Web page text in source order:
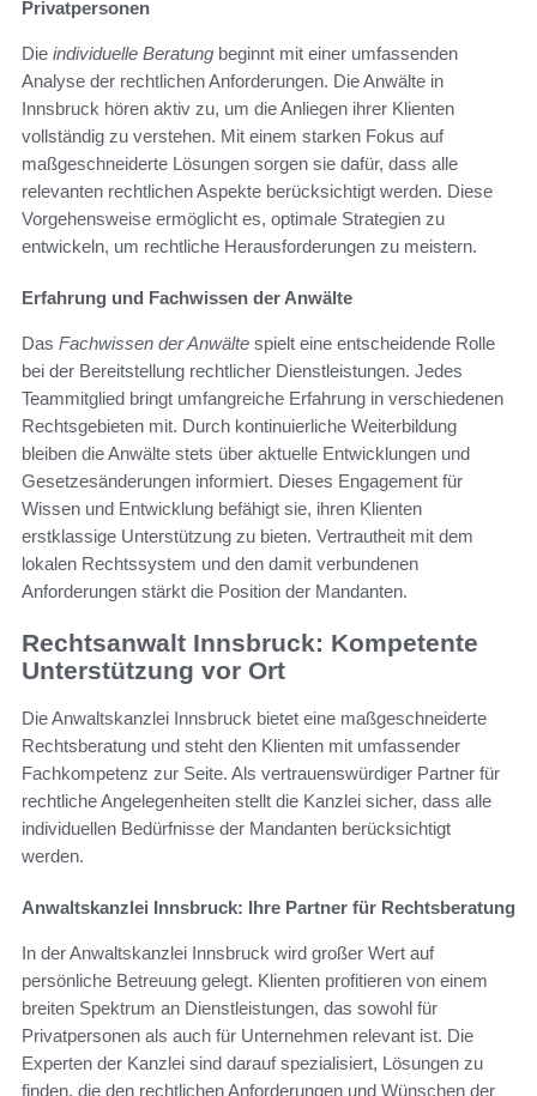
Privatpersonen
Die individuelle Beratung beginnt mit einer umfassenden
Analyse der rechtlichen Anforderungen. Die Anwälte in
Innsbruck hören aktiv zu, um die Anliegen ihrer Klienten
vollständig zu verstehen. Mit einem starken Fokus auf
maßgeschneiderte Lösungen sorgen sie dafür, dass alle
relevanten rechtlichen Aspekte berücksichtigt werden. Diese
Vorgehensweise ermöglicht es, optimale Strategien zu
entwickeln, um rechtliche Herausforderungen zu meistern.
Erfahrung und Fachwissen der Anwälte
Das Fachwissen der Anwälte spielt eine entscheidende Rolle
bei der Bereitstellung rechtlicher Dienstleistungen. Jedes
Teammitglied bringt umfangreiche Erfahrung in verschiedenen
Rechtsgebieten mit. Durch kontinuierliche Weiterbildung
bleiben die Anwälte stets über aktuelle Entwicklungen und
Gesetzesänderungen informiert. Dieses Engagement für
Wissen und Entwicklung befähigt sie, ihren Klienten
erstklassige Unterstützung zu bieten. Vertrautheit mit dem
lokalen Rechtssystem und den damit verbundenen
Anforderungen stärkt die Position der Mandanten.
Rechtsanwalt Innsbruck: Kompetente
Unterstützung vor Ort
Die Anwaltskanzlei Innsbruck bietet eine maßgeschneiderte
Rechtsberatung und steht den Klienten mit umfassender
Fachkompetenz zur Seite. Als vertrauenswürdiger Partner für
rechtliche Angelegenheiten stellt die Kanzlei sicher, dass alle
individuellen Bedürfnisse der Mandanten berücksichtigt
werden.
Anwaltskanzlei Innsbruck: Ihre Partner für Rechtsberatung
In der Anwaltskanzlei Innsbruck wird großer Wert auf
persönliche Betreuung gelegt. Klienten profitieren von einem
breiten Spektrum an Dienstleistungen, das sowohl für
Privatpersonen als auch für Unternehmen relevant ist. Die
Experten der Kanzlei sind darauf spezialisiert, Lösungen zu
finden, die den rechtlichen Anforderungen und Wünschen der